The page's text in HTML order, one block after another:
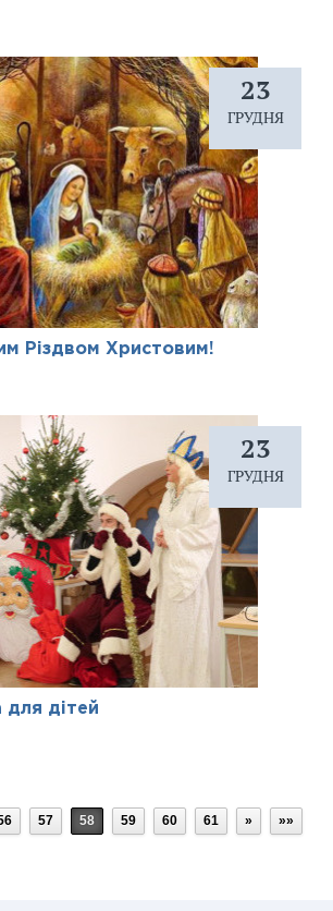
23
ГРУДНЯ
Різдвом Христовим!
23
ГРУДНЯ
для дітей
57 58 59 60 61 » »»